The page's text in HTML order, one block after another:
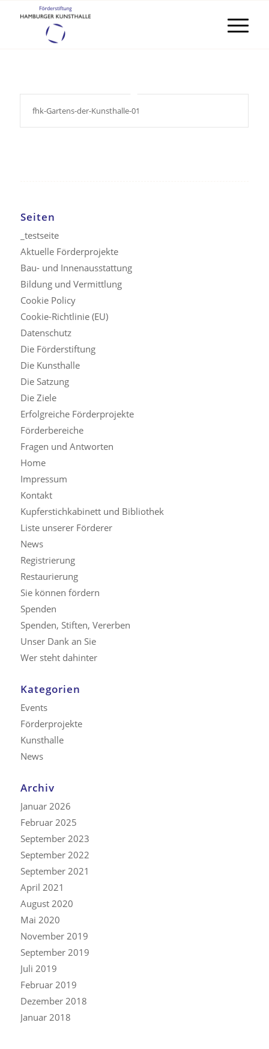
fhk-Gartens-der-Kunsthalle-01
Seiten
_testseite
Aktuelle Förderprojekte
Bau- und Innenausstattung
Bildung und Vermittlung
Cookie Policy
Cookie-Richtlinie (EU)
Datenschutz
Die Förderstiftung
Die Kunsthalle
Die Satzung
Die Ziele
Erfolgreiche Förderprojekte
Förderbereiche
Fragen und Antworten
Home
Impressum
Kontakt
Kupferstichkabinett und Bibliothek
Liste unserer Förderer
News
Registrierung
Restaurierung
Sie können fördern
Spenden
Spenden, Stiften, Vererben
Unser Dank an Sie
Wer steht dahinter
Kategorien
Events
Förderprojekte
Kunsthalle
News
Archiv
Januar 2026
Februar 2025
September 2023
September 2022
September 2021
April 2021
August 2020
Mai 2020
November 2019
September 2019
Juli 2019
Februar 2019
Dezember 2018
Januar 2018